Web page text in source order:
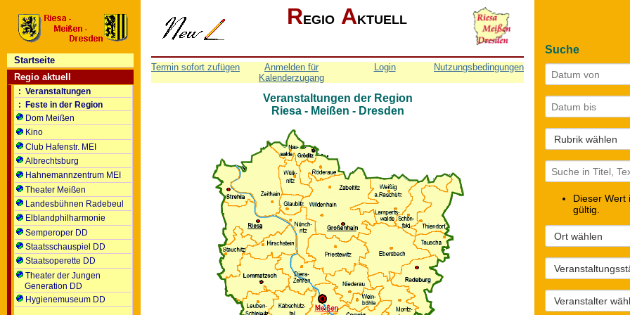
REGIO AKTUELL
Termin sofort zufügen
Anmelden für
Kalenderzugang
Login Nutzungsbedingungen
Veranstaltungen der Region
Riesa - Meißen - Dresden
Startseite
Regio aktuell
: Veranstaltungen
: Feste in der Region
Dom Meißen
Kino
Club Hafenstr. MEI
Albrechtsburg
Hahnemannzentrum MEI
Theater Meißen
Landesbühnen Radebeul
Elblandphilharmonie
Semperoper DD
Staatsschauspiel DD
Staatsoperette DD
Theater der Jungen
Generation DD
Hygienemuseum DD
Suche
Dieser Wert
gültig.